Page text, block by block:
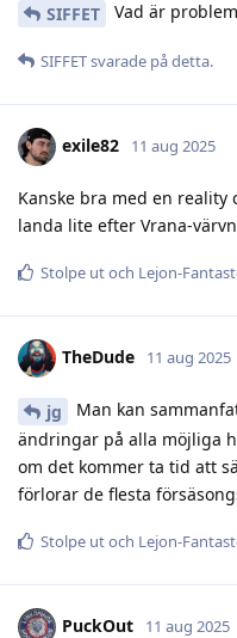
SIFFET Vad är
SIFFETsvarade på detta.
exile82 11 aug 2025
Kanske bra med en
landa lite efter Vrana-
Stolpe utoch Lejon-
TheDude 11 aug 2025
jg
Man kan
ändringar på alla möjliga
om det kommer ta tid att
förlorar de flesta
Stolpe utoch Lejon-
PuckOut 11 aug 2025